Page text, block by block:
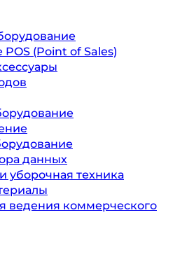
(Point of Sales)
данных
уборочная техника
ведения коммерческого